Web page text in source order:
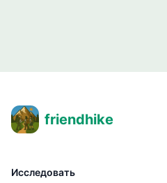
friendhike
Исследовать